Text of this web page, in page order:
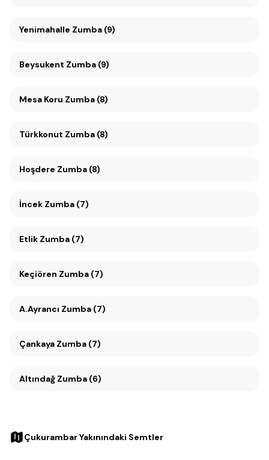
Yenimahalle Zumba (9)
Beysukent Zumba (9)
Mesa Koru Zumba (8)
Türkkonut Zumba (8)
Hoşdere Zumba (8)
İncek Zumba (7)
Etlik Zumba (7)
Keçiören Zumba (7)
A.Ayrancı Zumba (7)
Çankaya Zumba (7)
Altındağ Zumba (6)
Çukurambar Yakınındaki Semtler